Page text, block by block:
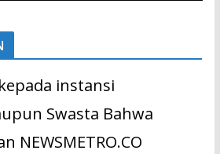
instansi
Swasta Bahwa
NEWSMETRO.CO